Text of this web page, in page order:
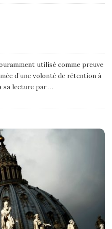
utilisé comme preuve
d’une volonté de rétention à
sa lecture par…